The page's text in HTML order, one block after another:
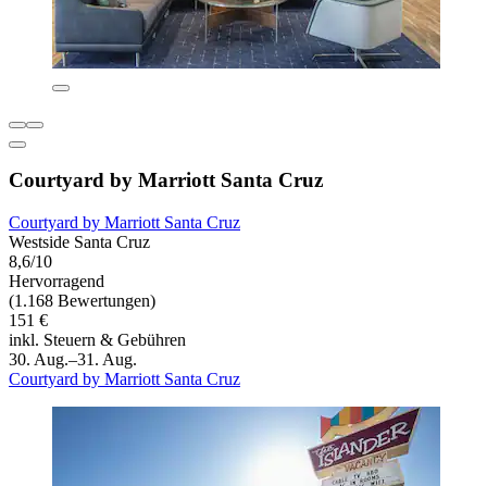
Courtyard by Marriott Santa Cruz
Courtyard by Marriott Santa Cruz
Westside Santa Cruz
8,6/10
Hervorragend
(1.168 Bewertungen)
151 €
inkl. Steuern & Gebühren
30. Aug.–31. Aug.
Courtyard by Marriott Santa Cruz